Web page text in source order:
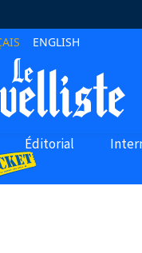
ENGLISH
Éditorial